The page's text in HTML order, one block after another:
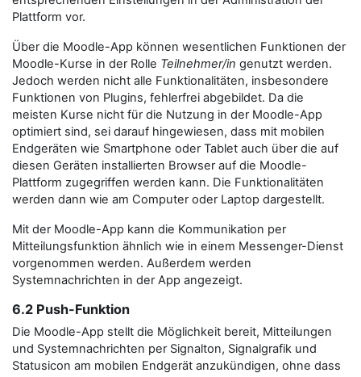
Plattform vor.
Über die Moodle-App können wesentlichen Funktionen der
Moodle-Kurse in der Rolle Teilnehmer/in genutzt werden.
Jedoch werden nicht alle Funktionalitäten, insbesondere
Funktionen von Plugins, fehlerfrei abgebildet. Da die
meisten Kurse nicht für die Nutzung in der Moodle-App
optimiert sind, sei darauf hingewiesen, dass mit mobilen
Endgeräten wie Smartphone oder Tablet auch über die auf
diesen Geräten installierten Browser auf die Moodle-
Plattform zugegriffen werden kann. Die Funktionalitäten
werden dann wie am Computer oder Laptop dargestellt.
Mit der Moodle-App kann die Kommunikation per
Mitteilungsfunktion ähnlich wie in einem Messenger-Dienst
vorgenommen werden. Außerdem werden
Systemnachrichten in der App angezeigt.
6.2 Push-Funktion
Die Moodle-App stellt die Möglichkeit bereit, Mitteilungen
und Systemnachrichten per Signalton, Signalgrafik und
Statusicon am mobilen Endgerät anzukündigen, ohne dass